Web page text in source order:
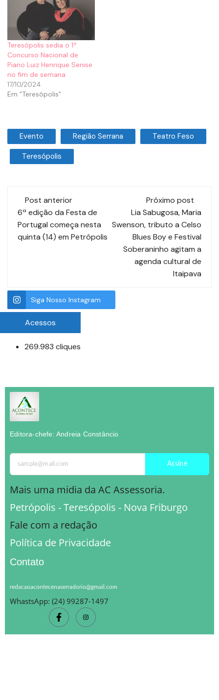
Teresópolis sedia o 1º
Concurso Nacional de
Piano Luiz Henrique Senise
no fim de semana
17/10/2024
Em "Teresópolis"
Evento Região Serrana Teatro Feso
Teresópolis
Post anterior
6ª edição da Festa de
Portugal começa nesta
quinta (14) em Petrópolis
Próximo post
Lia Sabugosa, Maria
Swenson, tributo a Celso
Blues Boy e Festival
Soberaninho agitam a
agenda cultural de
Itaipava
Siga Nosso Instagram
Acessos
269.983 cliques
Editora-chefe: Andreia Constâncio
Assine
Mais uma midia da AC Assessoria.
Petrópolis - Teresópolis - Nova Friburgo
Fale com a redação
Política de Privacidade
Contato
redacaoacontecenaserradorio@gmail.com
WhastsApp: (24) 99287-1497